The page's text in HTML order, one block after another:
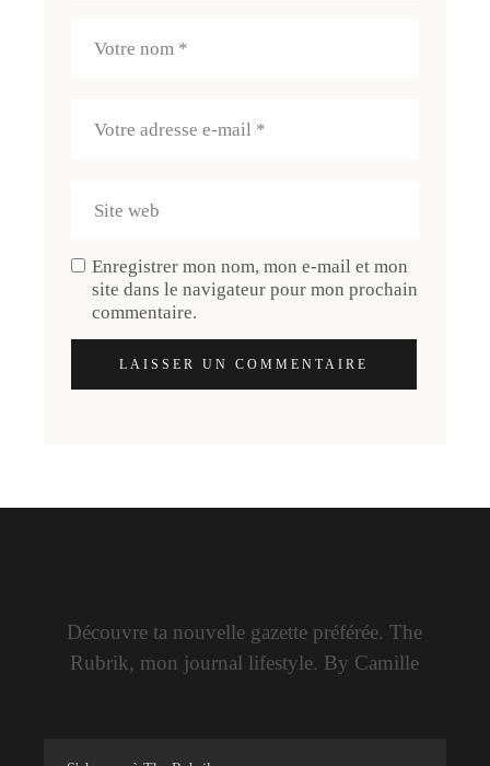
Enregistrer mon nom, mon e-mail et mon
site dans le navigateur pour mon prochain
commentaire.
LAISSER UN COMMENTAIRE
Découvre ta nouvelle gazette préférée. The
Rubrik, mon journal lifestyle. By Camille